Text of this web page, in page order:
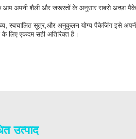
अपनी शैली और जरूरतों के अनुसार सबसे अच्छा
स्वचालित सूत्र,और अनुकूलन योग्य पैकेजिंग इसे
के लिए एकदम सही अतिरिक्त है।
उत्पाद